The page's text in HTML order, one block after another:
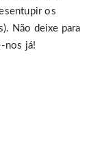
os
Não deixe para
nos já!